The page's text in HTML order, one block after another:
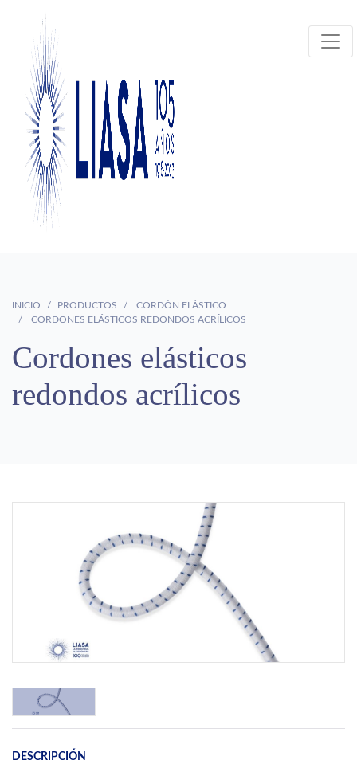
INICIO PRODUCTOS
CORDÓN ELÁSTICO
CORDONES ELÁSTICOS REDONDOS ACRÍLICOS
Cordones elásticos
redondos acrílicos
Previous
DESCRIPCIÓN